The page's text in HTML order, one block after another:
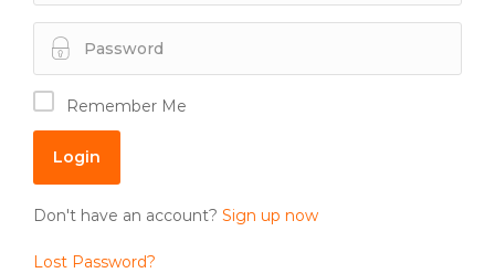
Remember Me
Don't have an account? Sign up now
Lost Password?